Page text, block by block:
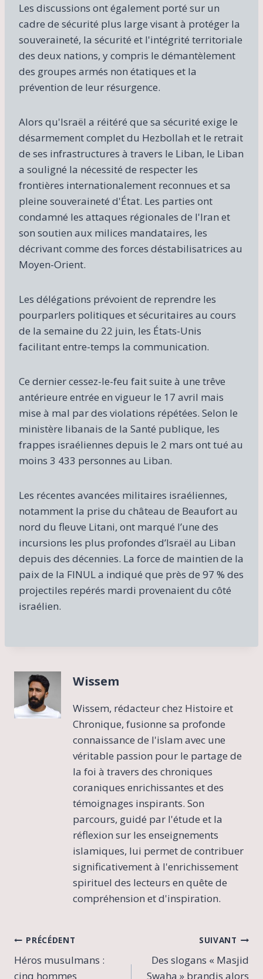
Les discussions ont également porté sur un
cadre de sécurité plus large visant à protéger la
souveraineté, la sécurité et l'intégrité territoriale
des deux nations, y compris le démantèlement
des groupes armés non étatiques et la
prévention de leur résurgence.
Alors qu'Israël a réitéré que sa sécurité exige le
désarmement complet du Hezbollah et le retrait
de ses infrastructures à travers le Liban, le Liban
a souligné la nécessité de respecter les
frontières internationalement reconnues et sa
pleine souveraineté d'État. Les parties ont
condamné les attaques régionales de l'Iran et
son soutien aux milices mandataires, les
décrivant comme des forces déstabilisatrices au
Moyen-Orient.
Les délégations prévoient de reprendre les
pourparlers politiques et sécuritaires au cours
de la semaine du 22 juin, les États-Unis
facilitant entre-temps la communication.
Ce dernier cessez-le-feu fait suite à une trêve
antérieure entrée en vigueur le 17 avril mais
mise à mal par des violations répétées. Selon le
ministère libanais de la Santé publique, les
frappes israéliennes depuis le 2 mars ont tué au
moins 3 433 personnes au Liban.
Les récentes avancées militaires israéliennes,
notamment la prise du château de Beaufort au
nord du fleuve Litani, ont marqué l’une des
incursions les plus profondes d’Israël au Liban
depuis des décennies. La force de maintien de la
paix de la FINUL a indiqué que près de 97 % des
projectiles repérés mardi provenaient du côté
israélien.
Wissem
Wissem, rédacteur chez Histoire et
Chronique, fusionne sa profonde
connaissance de l'islam avec une
véritable passion pour le partage de
la foi à travers des chroniques
coraniques enrichissantes et des
témoignages inspirants. Son
parcours, guidé par l'étude et la
réflexion sur les enseignements
islamiques, lui permet de contribuer
significativement à l'enrichissement
spirituel des lecteurs en quête de
compréhension et d'inspiration.
Navigation
de
PRÉCÉDENT
Héros musulmans :
cinq hommes
SUIVANT
Des slogans « Masjid
Swaha » brandis alors